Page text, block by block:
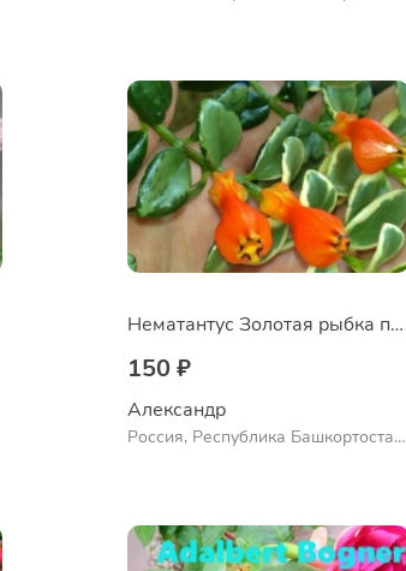
Нематантус Золотая рыбка пестролистный
150 ₽
Александр
Россия, Республика Башкортостан,